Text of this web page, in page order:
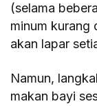
(selama
minum kurang
akan lapar
Namun,
makan bayi